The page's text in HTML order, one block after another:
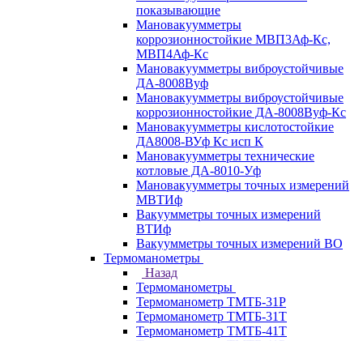
показывающие
Мановакуумметры
коррозионностойкие МВП3Аф-Кс,
МВП4Аф-Кс
Мановакуумметры виброустойчивые
ДА-8008Вуф
Мановакуумметры виброустойчивые
коррозионностойкие ДА-8008Вуф-Кс
Мановакуумметры кислотостойкие
ДА8008-ВУф Кс исп К
Мановакуумметры технические
котловые ДА-8010-Уф
Мановакуумметры точных измерений
МВТИф
Вакуумметры точных измерений
ВТИф
Вакуумметры точных измерений ВО
Термоманометры
Назад
Термоманометры
Термоманометр ТМТБ-31Р
Термоманометр ТМТБ-31Т
Термоманометр ТМТБ-41Т